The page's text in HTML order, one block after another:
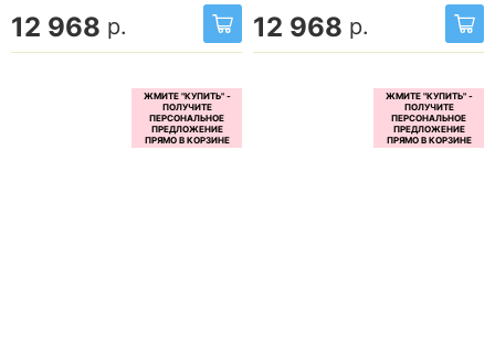
12 968 р. 12 968 р.